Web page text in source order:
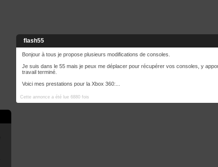
flash55
Bonjour à tous je propose plusieurs modifications de consoles.
Je suis dans le 55 mais je peux me déplacer pour récupérer vos consoles, y
travail terminé.
Voici mes prestations pour la Xbox 360:...
Cette annonce a été lue 6880 fois